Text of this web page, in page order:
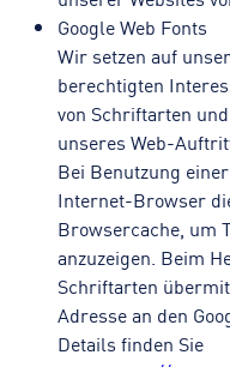
Google Web Fonts
Wir setzen auf
berechtigten
von Schriftarten
unseres Web-
Bei Benutzung
Internet-Browser
Browsercache, um
anzuzeigen. Beim
Schriftarten
Adresse an den
Details finden Sie